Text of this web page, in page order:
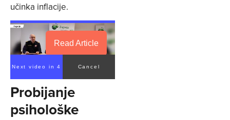
učinka inflacije.
Read Article
Next video in 4 Cancel
Probijanje
psihološke